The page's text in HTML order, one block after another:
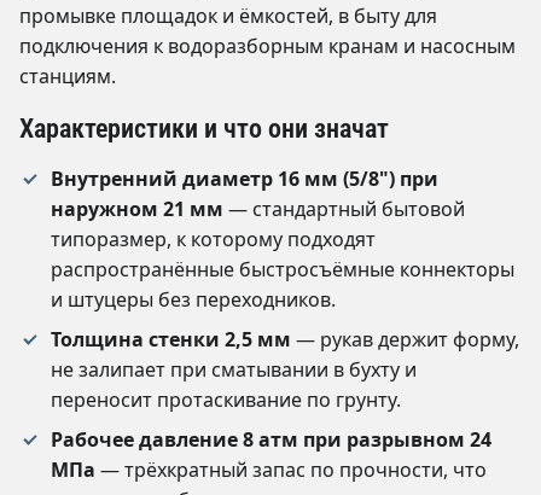
промывке площадок и ёмкостей, в быту для
подключения к водоразборным кранам и насосным
станциям.
Характеристики и что они значат
Внутренний диаметр 16 мм (5/8") при
наружном 21 мм — стандартный бытовой
типоразмер, к которому подходят
распространённые быстросъёмные коннекторы
и штуцеры без переходников.
Толщина стенки 2,5 мм — рукав держит форму,
не залипает при сматывании в бухту и
переносит протаскивание по грунту.
Рабочее давление 8 атм при разрывном 24
МПа — трёхкратный запас по прочности, что